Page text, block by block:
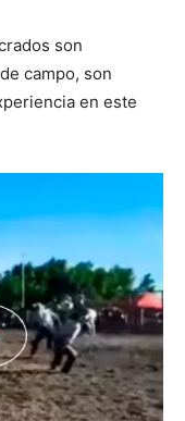
son
campo, son
en este